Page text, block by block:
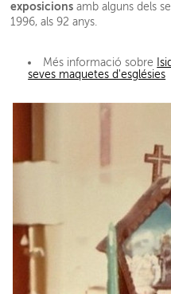
exposicions amb alguns dels
1996, als 92 anys.
Més informació sobre
seves maquetes d'esglésies